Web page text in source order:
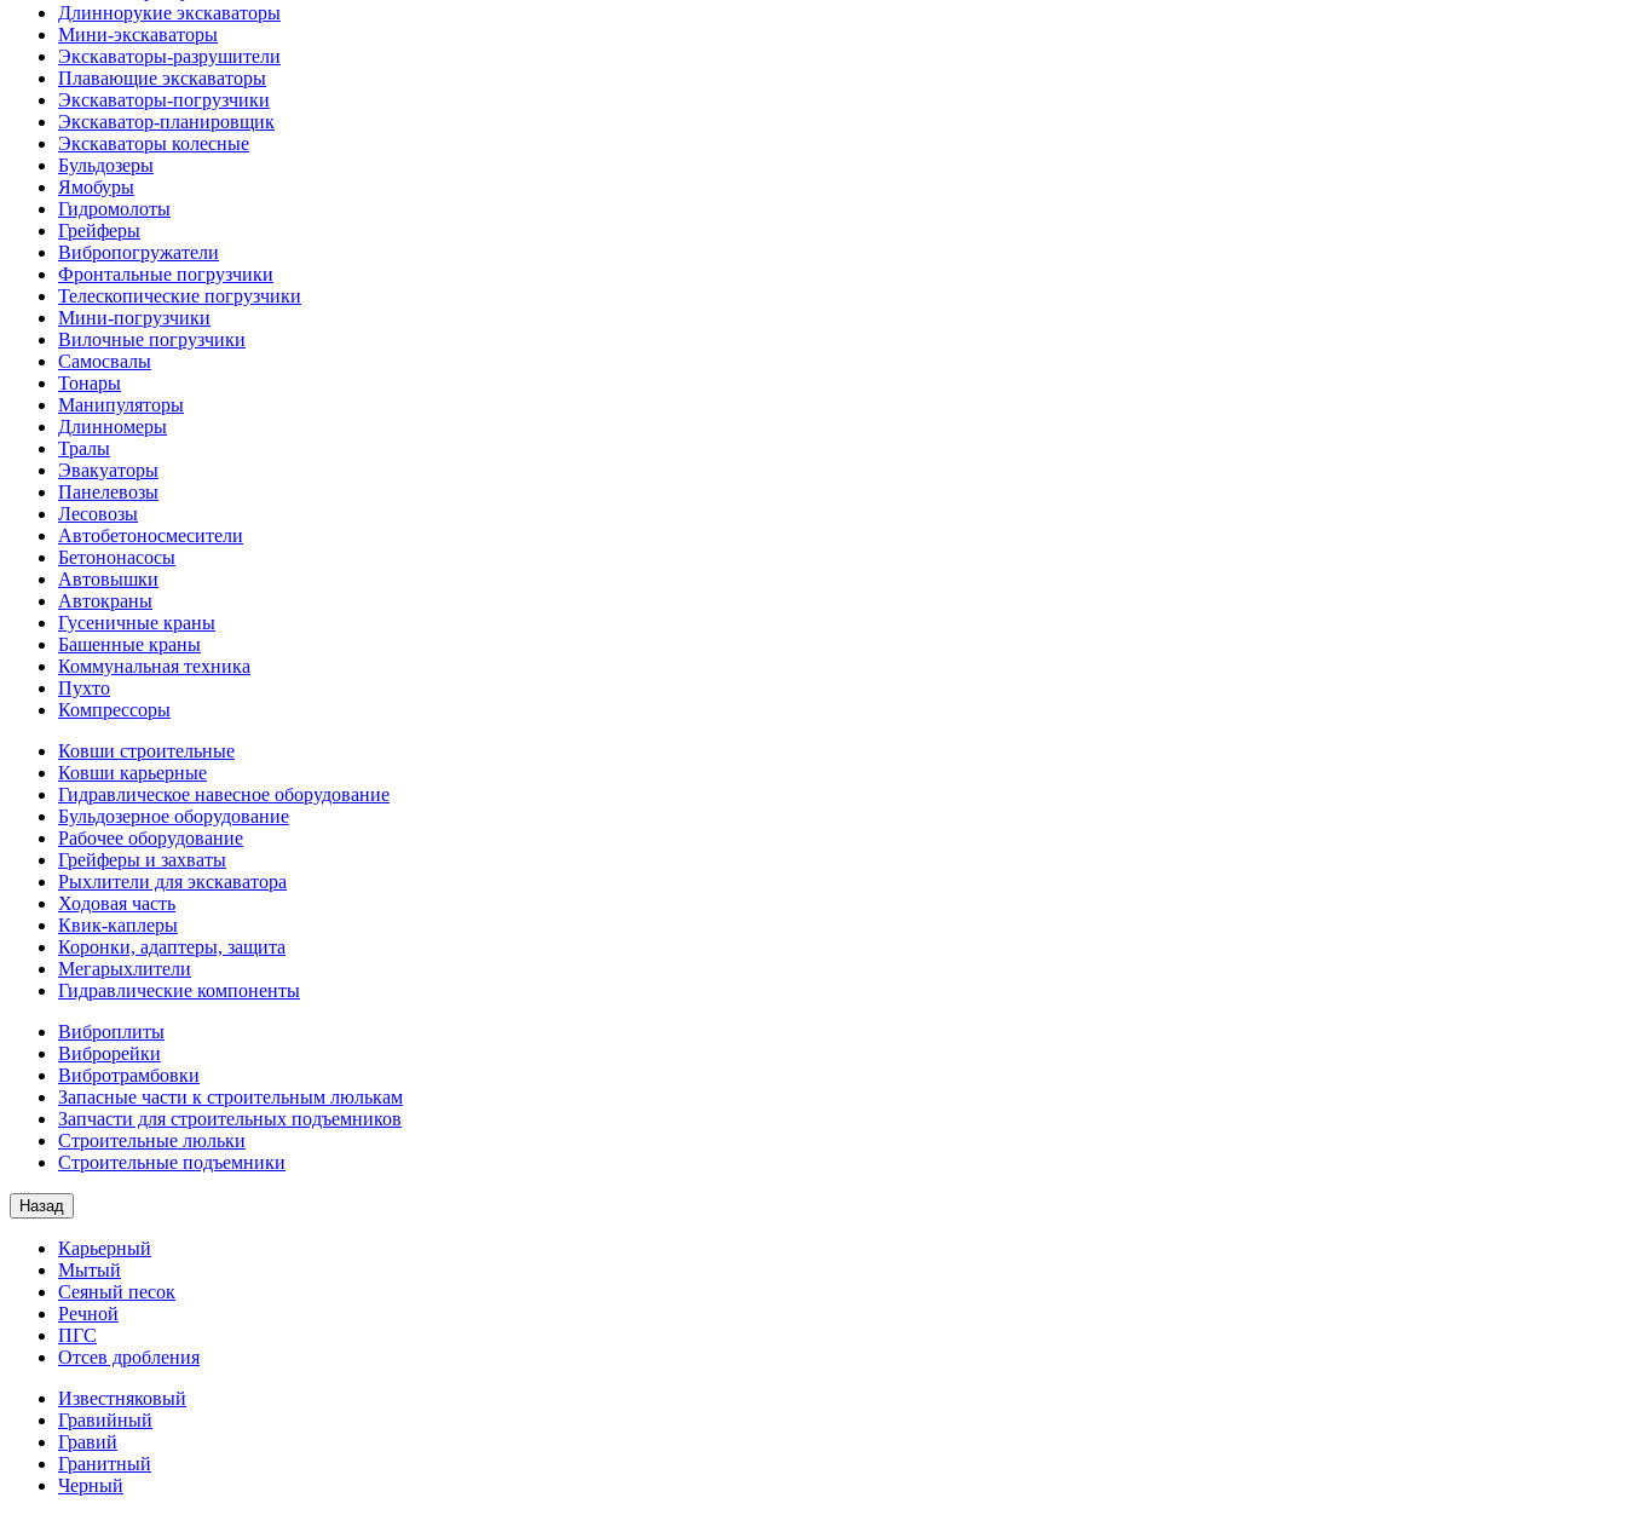
Длиннорукие экскаваторы
Мини-экскаваторы
Экскаваторы-разрушители
Плавающие экскаваторы
Экскаваторы-погрузчики
Экскаватор-планировщик
Экскаваторы колесные
Бульдозеры
Ямобуры
Гидромолоты
Грейферы
Вибро­погружатели
Фронтальные погрузчики
Телескопические погрузчики
Мини-погрузчики
Вилочные погрузчики
Самосвалы
Тонары
Манипуляторы
Длинномеры
Тралы
Эвакуаторы
Панелевозы
Лесовозы
Автобетоно­смесители
Бетононасосы
Автовышки
Автокраны
Гусеничные краны
Башенные краны
Коммунальная техника
Пухто
Компрессоры
Ковши строительные
Ковши карьерные
Гидравлическое навесное оборудование
Бульдозерное оборудование
Рабочее оборудование
Грейферы и захваты
Рыхлители для экскаватора
Ходовая часть
Квик-каплеры
Коронки, адаптеры, защита
Мегарыхлители
Гидравлические компоненты
Виброплиты
Виброрейки
Вибротрамбовки
Запасные части к строительным люлькам
Запчасти для строительных подъемников
Строительные люльки
Строительные подъемники
Назад
Карьерный
Мытый
Сеяный песок
Речной
ПГС
Отсев дробления
Известняковый
Гравийный
Гравий
Гранитный
Черный